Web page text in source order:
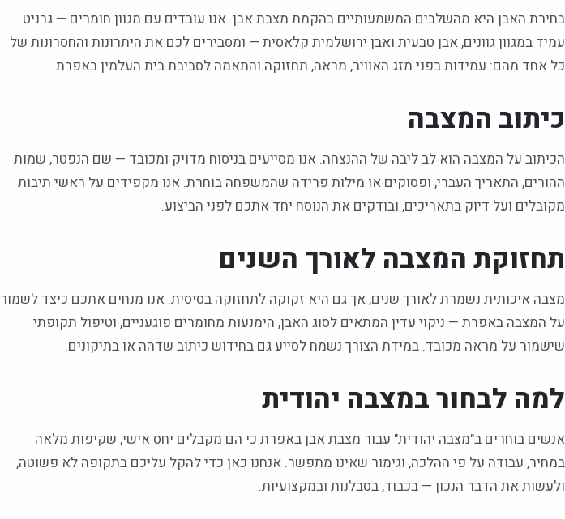
בחירת האבן היא מהשלבים המשמעותיים בהקמת מצבת אבן. אנו עובדים עם מגוון חומרים — גרניט
עמיד במגוון גוונים, אבן טבעית ואבן ירושלמית קלאסית — ומסבירים לכם את היתרונות והחסרונות של
כל אחד מהם: עמידות בפני מזג האוויר, מראה, תחזוקה והתאמה לסביבת בית העלמין באפרת.
כיתוב המצבה
הכיתוב על המצבה הוא לב ליבה של ההנצחה. אנו מסייעים בניסוח מדויק ומכובד — שם הנפטר, שמות
ההורים, התאריך העברי, ופסוקים או מילות פרידה שהמשפחה בוחרת. אנו מקפידים על ראשי תיבות
מקובלים ועל דיוק בתאריכים, ובודקים את הנוסח יחד אתכם לפני הביצוע.
תחזוקת המצבה לאורך השנים
מצבה איכותית נשמרת לאורך שנים, אך גם היא זקוקה לתחזוקה בסיסית. אנו מנחים אתכם כיצד לשמור
על המצבה באפרת — ניקוי עדין המתאים לסוג האבן, הימנעות מחומרים פוגעניים, וטיפול תקופתי
שישמור על מראה מכובד. במידת הצורך נשמח לסייע גם בחידוש כיתוב שדהה או בתיקונים.
למה לבחור במצבה יהודית
אנשים בוחרים ב"מצבה יהודית" עבור מצבת אבן באפרת כי הם מקבלים יחס אישי, שקיפות מלאה
במחיר, עבודה על פי ההלכה, וגימור שאינו מתפשר. אנחנו כאן כדי להקל עליכם בתקופה לא פשוטה,
ולעשות את הדבר הנכון — בכבוד, בסבלנות ובמקצועיות.